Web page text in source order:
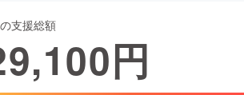
ファッション
支援総額
円